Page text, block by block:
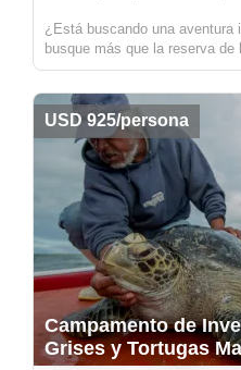
¿Está buscando una aventura
busque más que la reserva
solo una corta distancia de
las refrescantes ...
USD 925/persona
Campamento de
Grises y Tortugas